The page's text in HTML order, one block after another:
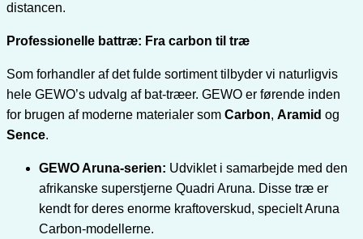
distancen.
Professionelle battræ: Fra carbon til træ
Som forhandler af det fulde sortiment tilbyder vi naturligvis
hele GEWO’s udvalg af bat-træer. GEWO er førende inden
for brugen af moderne materialer som Carbon, Aramid og
Sence.
GEWO Aruna-serien: Udviklet i samarbejde med den
afrikanske superstjerne Quadri Aruna. Disse træ er
kendt for deres enorme kraftoverskud, specielt Aruna
Carbon-modellerne.